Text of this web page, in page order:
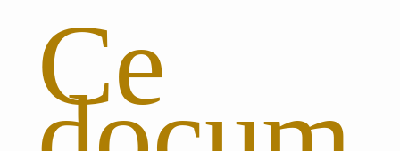
Ce